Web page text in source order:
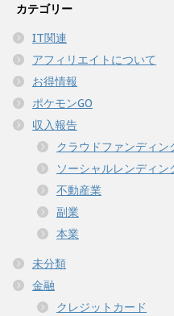
カテゴリー
IT関連
アフィリエイトについて
お得情報
ポケモンGO
収入報告
クラウドファンディン
ソーシャルレンディン
不動産業
副業
本業
未分類
金融
クレジットカード